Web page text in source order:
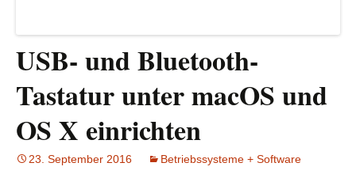
USB- und Bluetooth-
Tastatur unter macOS und
OS X einrichten
23. September 2016 Betriebssysteme + Software